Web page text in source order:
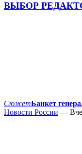
ВЫБОР
СюжетБанкет
Новости России —